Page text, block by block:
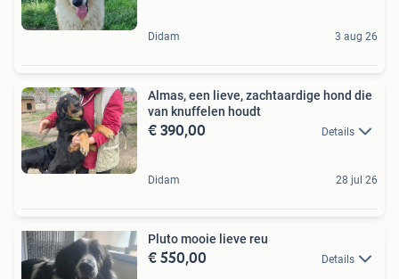
Didam 3 aug 26
Almas, een lieve, zachtaardige hond die
van knuffelen houdt
€ 390,00 Details
Didam 28 jul 26
Pluto mooie lieve reu
€ 550,00 Details